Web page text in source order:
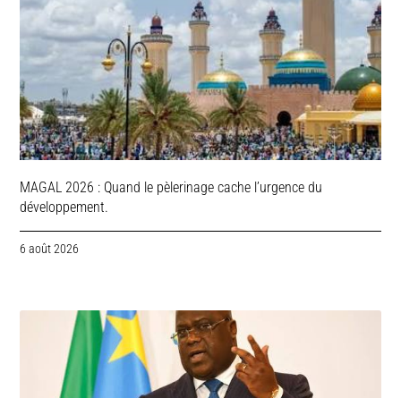
MAGAL 2026 : Quand le pèlerinage cache l’urgence du
développement.
6 août 2026